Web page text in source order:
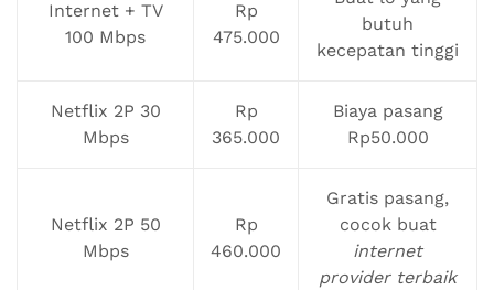
Internet + TV
100 Mbps
Rp
475.000
butuh
kecepatan tinggi
Netflix 2P 30
Mbps
Rp
365.000
Biaya pasang
Rp50.000
Netflix 2P 50
Mbps
Rp
460.000
Gratis pasang,
cocok buat
internet
provider terbaik